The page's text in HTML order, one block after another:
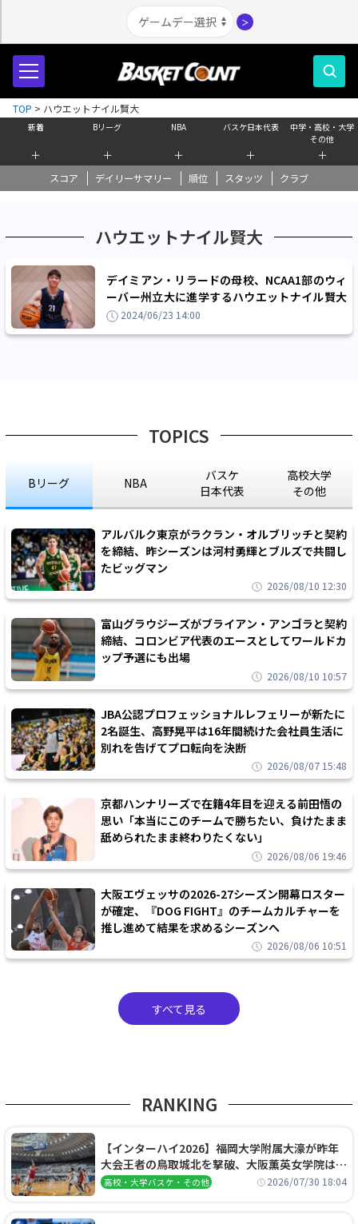
＞
新着
＋
Bリーグ
＋
NBA
＋
バスケ日本代表
＋
中学・高校・大学
その他
＋
スコア デイリーサマリー 順位 スタッツ クラブ
TOP > ハウエットナイル賢大
ハウエットナイル賢大
デイミアン・リラードの母校、NCAA1部のウィ
ーバー州立大に進学するハウエットナイル賢大
「NBAドラフトで名前を呼ばれるのが夢」
2024/06/23 14:00
TOPICS
Bリーグ NBA
バスケ
日本代表
高校大学
その他
アルバルク東京がラクラン・オルブリッチと契約
を締結、昨シーズンは河村勇輝とブルズで共闘し
たビッグマン
2026/08/10 12:30
富山グラウジーズがブライアン・アンゴラと契約
締結、コロンビア代表のエースとしてワールドカ
ップ予選にも出場
2026/08/10 10:57
JBA公認プロフェッショナルレフェリーが新たに
2名誕生、高野晃平は16年間続けた会社員生活に
別れを告げてプロ転向を決断
2026/08/07 15:48
京都ハンナリーズで在籍4年目を迎える前田悟の
思い「本当にこのチームで勝ちたい、負けたまま
舐められたまま終わりたくない」
2026/08/06 19:46
大阪エヴェッサの2026-27シーズン開幕ロスター
が確定、『DOG FIGHT』のチームカルチャーを
推し進めて結果を求めるシーズンへ
2026/08/06 10:51
すべて見る
RANKING
【インターハイ2026】福岡大学附属大濠が昨年
大会王者の鳥取城北を撃破、大阪薫英女学院は岐
阜女子に完勝、大会3日目試合結果
高校・大学バスケ・その他 2026/07/30 18:04